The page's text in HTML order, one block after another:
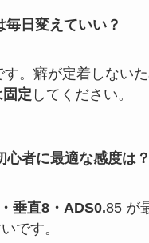
毎日変えていい？
。癖が定着しないた
定 してください。
心者に最適な感度は？
垂直8・ADS0.85 が
です。